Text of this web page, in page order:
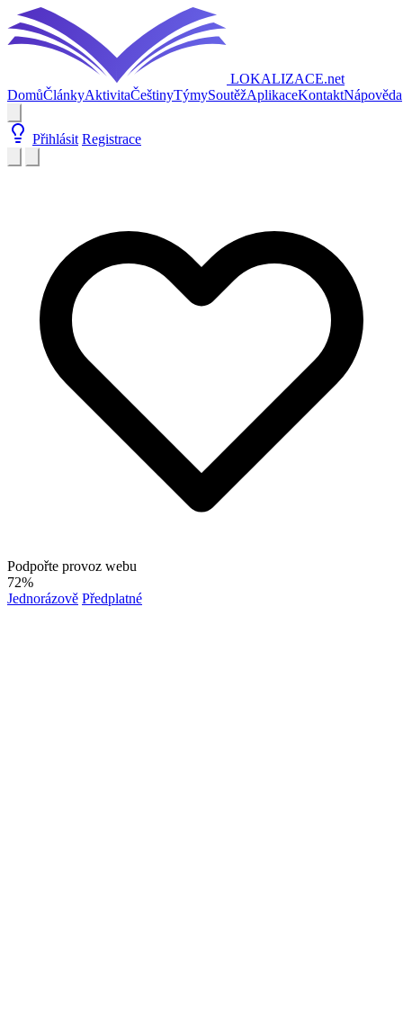
LOKALIZACE.net
DomůČlánkyAktivitaČeštinyTýmySoutěžAplikaceKontaktNápověda
Přihlásit Registrace
Podpořte provoz webu
72%
Jednorázově Předplatné